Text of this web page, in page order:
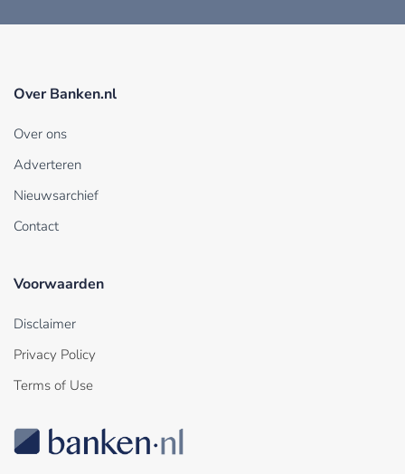
Over Banken.nl
Over ons
Adverteren
Nieuwsarchief
Contact
Voorwaarden
Disclaimer
Privacy Policy
Terms of Use